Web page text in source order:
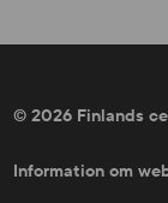
© 2026 Finlands
Information om